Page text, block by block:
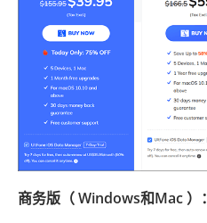
商务版（ Windows和Mac ）：